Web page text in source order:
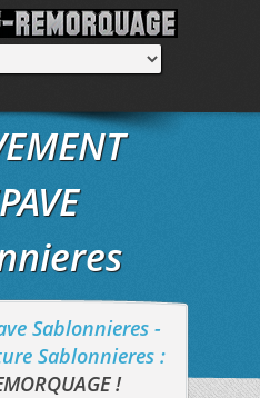
Sablonnieres -
Sablonnieres :
!